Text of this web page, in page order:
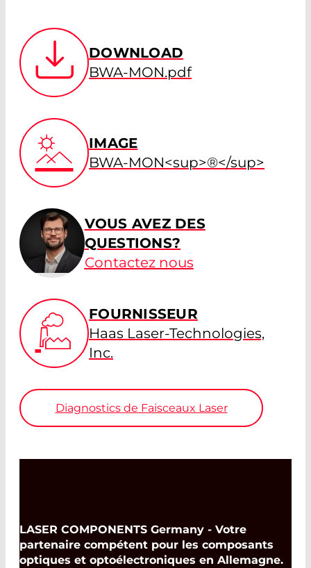
DOWNLOAD
BWA-MON.pdf
IMAGE
BWA-MON<sup>®</sup>
VOUS AVEZ DES
QUESTIONS?
Contactez nous
FOURNISSEUR
Haas Laser-Technologies,
Inc.
Diagnostics de Faisceaux Laser
LASER COMPONENTS Germany - Votre
partenaire compétent pour les composants
optiques et optoélectroniques en Allemagne.